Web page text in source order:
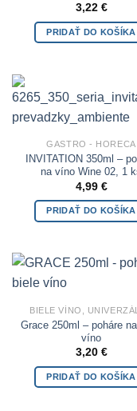
3,22 €
PRIDAŤ DO KOŠÍKA
GASTRO - HORECA
INVITATION 350ml –
na víno Wine 02, 1
4,99 €
PRIDAŤ DO KOŠÍKA
BIELE VÍNO,
Grace 250ml – poháre
víno
3,20 €
PRIDAŤ DO KOŠÍKA